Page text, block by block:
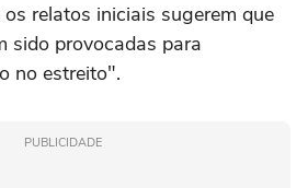
⁠relatos iniciais ‌sugerem que
sido provocadas para
no estreito".
PUBLICIDADE